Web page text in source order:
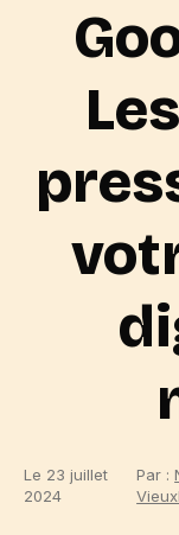
Le 23 juillet
2024
Par :